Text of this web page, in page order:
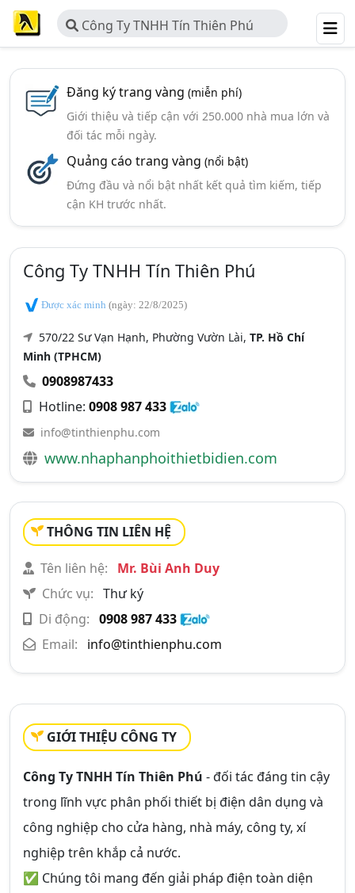
Công Ty TNHH Tín Thiên Phú
Đăng ký trang vàng (miễn phí)
Giới thiệu và tiếp cận với 250.000 nhà mua lớn và
đối tác mỗi ngày.
Quảng cáo trang vàng (nổi bật)
Đứng đầu và nổi bật nhất kết quả tìm kiếm, tiếp
cận KH trước nhất.
Công Ty TNHH Tín Thiên Phú
Được xác minh (ngày: 22/8/2025)
570/22 Sư Vạn Hạnh, Phường Vườn Lài, TP. Hồ Chí
Minh (TPHCM)
0908987433
Hotline: 0908 987 433
info@tinthienphu.com
www.nhaphanphoithietbidien.com
THÔNG TIN LIÊN HỆ
Tên liên hệ:
Mr. Bùi Anh Duy
Chức vụ: Thư ký
Di động: 0908 987 433
Email:
info@tinthienphu.com
GIỚI THIỆU CÔNG TY
Công Ty TNHH Tín Thiên Phú - đối tác đáng tin cậy
trong lĩnh vực phân phối thiết bị điện dân dụng và
công nghiệp cho cửa hàng, nhà máy, công ty, xí
nghiệp trên khắp cả nước.
✅ Chúng tôi mang đến giải pháp điện toàn diện